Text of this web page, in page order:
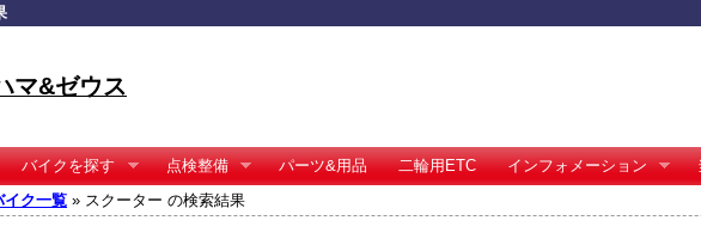
マ&ゼウス
バイクを探す 点検整備 パーツ&用品 二輪用ETC インフォメーション
イク一覧 » スクーター の検索結果